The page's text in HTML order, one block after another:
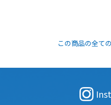
この商品の全て